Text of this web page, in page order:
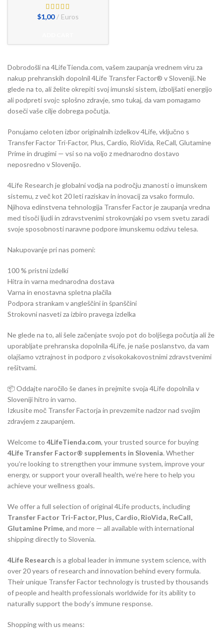
$1,00 Euros
Dobrodošli na 4LifeTienda.com, vašem zaupanja vrednem viru za
nakup prehranskih dopolnil 4Life Transfer Factor® v Sloveniji. Ne
glede na to, ali želite okrepiti svoj imunski sistem, izboljšati energijo
ali podpreti svoje splošno zdravje, smo tukaj, da vam pomagamo
doseči vaše cilje dobrega počutja.
Ponujamo celoten izbor originalnih izdelkov 4Life, vključno s
Transfer Factor Tri-Factor, Plus, Cardio, RioVida, ReCall, Glutamine
Prime in drugimi — vsi so na voljo z mednarodno dostavo
neposredno v Slovenijo.
4Life Research je globalni vodja na področju znanosti o imunskem
sistemu, z več kot 20 leti raziskav in inovacij za vsako formulo.
Njihova edinstvena tehnologija Transfer Factor je zaupanja vredna
med tisoči ljudi in zdravstvenimi strokovnjaki po vsem svetu zaradi
svoje sposobnosti naravne podpore imunskemu odzivu telesa.
Nakupovanje pri nas pomeni:
100 % pristni izdelki
Hitra in varna mednarodna dostava
Varna in enostavna spletna plačila
Podpora strankam v angleščini in španščini
Strokovni nasveti za izbiro pravega izdelka
Ne glede na to, ali šele začenjate svojo pot do boljšega počutja ali že
uporabljate prehranska dopolnila 4Life, je naše poslanstvo, da vam
olajšamo vztrajnost in podporo z visokokakovostnimi zdravstvenimi
rešitvami.
📦 Oddajte naročilo še danes in prejmite svoja 4Life dopolnila v
Sloveniji hitro in varno.
Izkusite moč Transfer Factorja in prevzemite nadzor nad svojim
zdravjem z zaupanjem.
Welcome to 4LifeTienda.com, your trusted source for buying
4Life Transfer Factor® supplements in Slovenia. Whether
you’re looking to strengthen your immune system, improve your
energy, or support your overall health, we’re here to help you
achieve your wellness goals.
We offer a full selection of original 4Life products, including
Transfer Factor Tri-Factor, Plus, Cardio, RioVida, ReCall,
Glutamine Prime, and more — all available with international
shipping directly to Slovenia.
4Life Research is a global leader in immune system science, with
over 20 years of research and innovation behind every formula.
Their unique Transfer Factor technology is trusted by thousands
of people and health professionals worldwide for its ability to
naturally support the body’s immune response.
Shopping with us means: